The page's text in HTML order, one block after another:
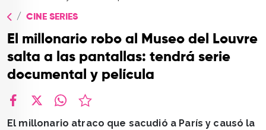
CONTACTO
CINE SERIES
El millonario robo al Museo del Louvre
salta a las pantallas: tendrá serie
documental y película
El millonario atraco que sacudió a París y causó la